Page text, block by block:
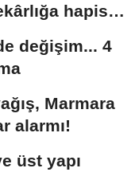
hapis,
değişim... 4
Marmara
alarmı!
üst yapı